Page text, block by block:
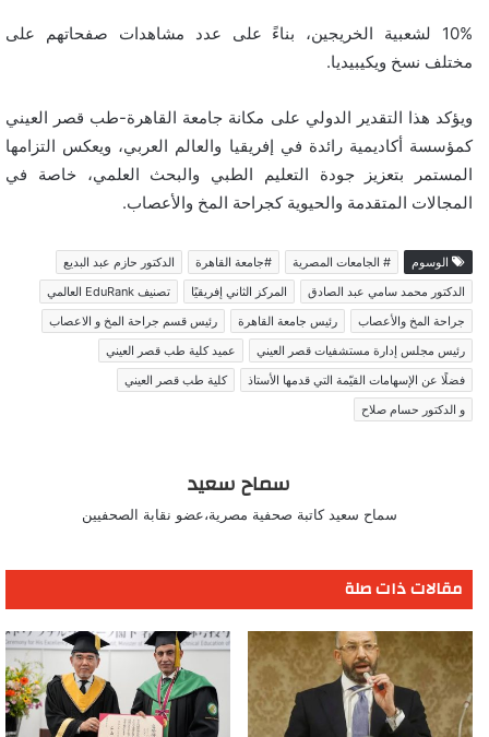
10% لشعبية الخريجين، بناءً على عدد مشاهدات صفحاتهم على
مختلف نسخ ويكيبيديا.
ويؤكد هذا التقدير الدولي على مكانة جامعة القاهرة-طب قصر العيني
كمؤسسة أكاديمية رائدة في إفريقيا والعالم العربي، ويعكس التزامها
المستمر بتعزيز جودة التعليم الطبي والبحث العلمي، خاصة في
المجالات المتقدمة والحيوية كجراحة المخ والأعصاب.
الوسوم # الجامعات المصرية #جامعة القاهرة
الدكتور حازم عبد البديع
الدكتور محمد سامي عبد الصادق
المركز الثاني إفريقيًا
تصنيف EduRank العالمي
جراحة المخ والأعصاب
رئيس جامعة القاهرة
رئيس قسم جراحة المخ و الاعصاب
رئيس مجلس إدارة مستشفيات قصر العيني
عميد كلية طب قصر العيني
فضلًا عن الإسهامات القيّمة التي قدمها الأستاذ
كلية طب قصر العيني
و الدكتور حسام صلاح
سماح سعيد
سماح سعيد كاتبة صحفية مصرية،عضو نقابة الصحفيين
مقالات ذات صلة